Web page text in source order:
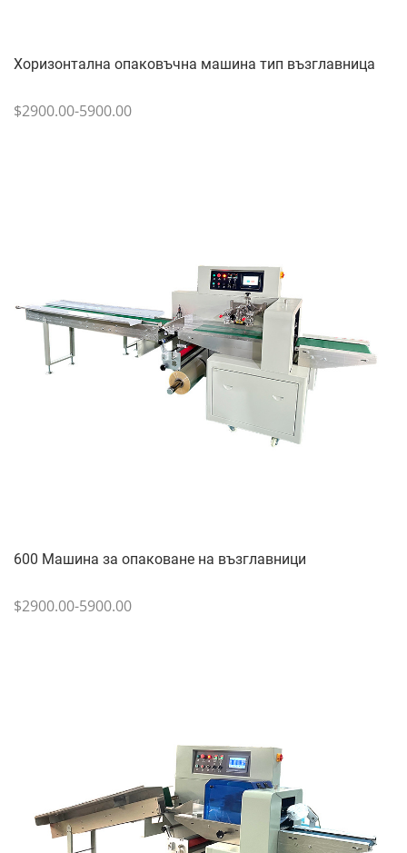
Хоризонтална опаковъчна машина тип възглавница
$2900.00-5900.00
600 Машина за опаковане на възглавници
$2900.00-5900.00